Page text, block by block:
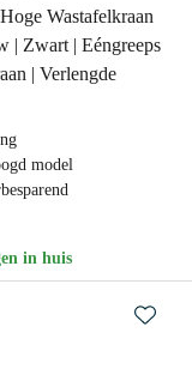
Wastafelkraan
| Zwart | Eéngreeps
| Verlengde
model
in huis